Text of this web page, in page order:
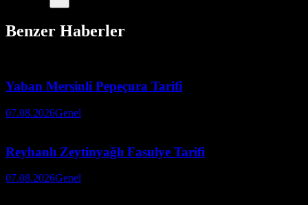
Benzer Haberler
Yaban Mersinli Pepeçura Tarifi
07.08.2026Genel
Reyhanlı Zeytinyağlı Fasulye Tarifi
07.08.2026Genel